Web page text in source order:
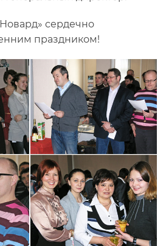
сердечно
праздником!